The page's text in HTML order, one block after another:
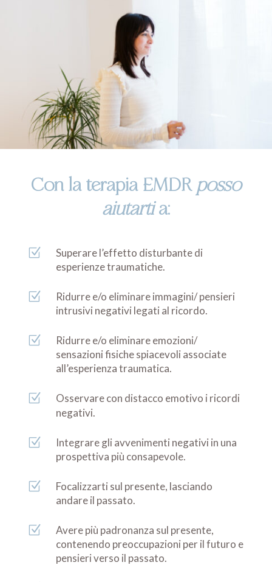
Con la terapia EMDRposso
aiutartia:
Z
Superare l’effetto disturbante di
esperienze traumatiche.
Z
Ridurre e/o eliminare immagini/ pensieri
intrusivi negativi legati al ricordo.
Z
Ridurre e/o eliminare emozioni/
sensazioni fisiche spiacevoli associate
all’esperienza traumatica.
Z
Osservare con distacco emotivo i ricordi
negativi.
Z
Integrare gli avvenimenti negativi in una
prospettiva più consapevole.
Z
Focalizzarti sul presente, lasciando
andare il passato.
Z
Avere più padronanza sul presente,
contenendo preoccupazioni per il futuro e
pensieri verso il passato.